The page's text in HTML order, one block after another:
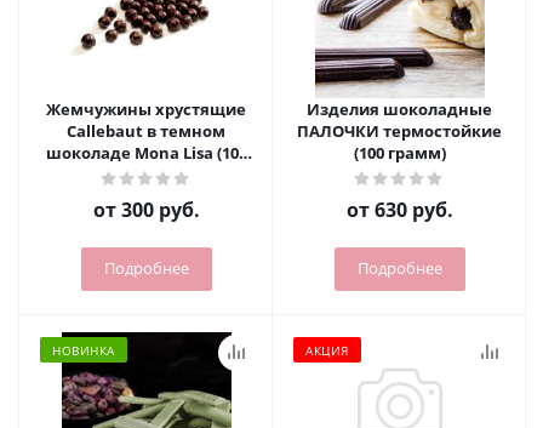
Жемчужины хрустящие
Callebaut в темном
шоколаде Mona Lisa (100
грамм)
от300 руб.
Подробнее
Изделия шоколадные
ПАЛОЧКИ термостойкие
(100 грамм)
от630 руб.
Подробнее
НОВИНКА АКЦИЯ